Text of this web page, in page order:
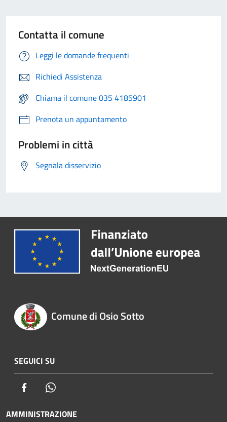
Contatta il comune
Leggi le domande frequenti
Richiedi Assistenza
Chiama il comune 035 4185901
Prenota un appuntamento
Problemi in città
Segnala disservizio
Comune di Osio Sotto
SEGUICI SU
Facebook
AMMINISTRAZIONE